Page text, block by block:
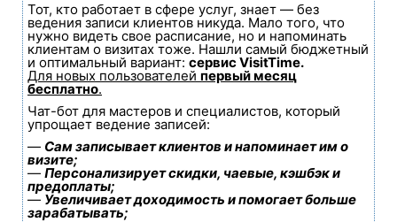
Тот, кто работает в сфере услуг, знает — без
ведения записи клиентов никуда. Мало того, что
нужно видеть свое расписание, но и напоминать
клиентам о визитах тоже. Нашли самый бюджетный
и оптимальный вариант: сервис VisitTime.
Для новых пользователей первый месяц
бесплатно.
Чат-бот для мастеров и специалистов, который
упрощает ведение записей:
— Сам записывает клиентов и напоминает им о
визите;
— Персонализирует скидки, чаевые, кэшбэк и
предоплаты;
— Увеличивает доходимость и помогает больше
зарабатывать;